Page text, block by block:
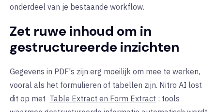
onderdeel van je bestaande workflow.
Zet ruwe inhoud om in
gestructureerde inzichten
Gegevens in PDF's zijn erg moeilijk om mee te werken,
vooral als het formulieren of tabellen zijn. Nitro AI lost
dit op met Table Extract en Form Extract : tools